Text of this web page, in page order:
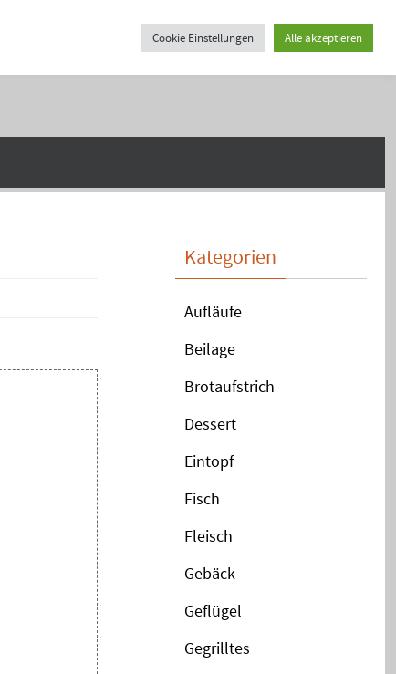
Kategorien
Aufläufe
Beilage
Brotaufstrich
Dessert
Eintopf
Fisch
Fleisch
Gebäck
Geflügel
Gegrilltes
Cookie Einstellungen Alle akzeptieren